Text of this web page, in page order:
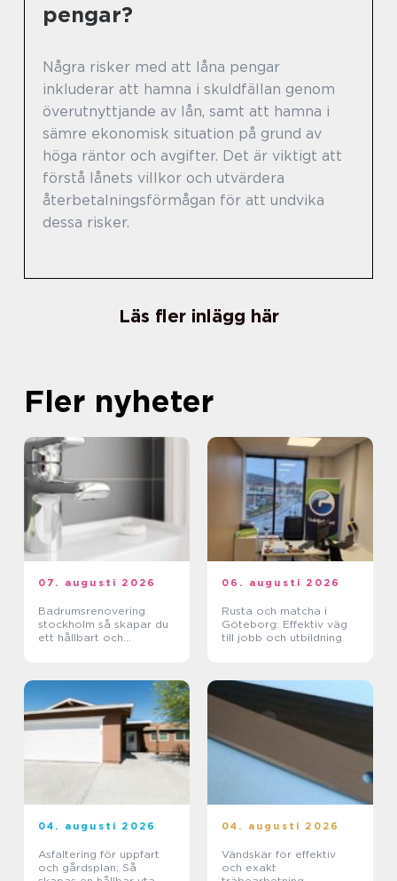
pengar?
Några risker med att låna pengar
inkluderar att hamna i skuldfällan genom
överutnyttjande av lån, samt att hamna i
sämre ekonomisk situation på grund av
höga räntor och avgifter. Det är viktigt att
förstå lånets villkor och utvärdera
återbetalningsförmågan för att undvika
dessa risker.
Läs fler inlägg här
Fler nyheter
07. augusti 2026
Badrumsrenovering
stockholm så skapar du
ett hållbart och
06. augusti 2026
Rusta och matcha i
Göteborg: Effektiv väg
till jobb och utbildning
04. augusti 2026
Asfaltering för uppfart
och gårdsplan: Så
04. augusti 2026
Vändskär för effektiv
och exakt